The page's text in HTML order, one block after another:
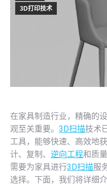
3D打印技术
在家具制造行业，精确的
观至关重要。 3D扫描技术
工具，能够快速、高效地
计、复制、 逆向工程和质
需要为家具进行3D扫描服
选择。下面，我们将详细